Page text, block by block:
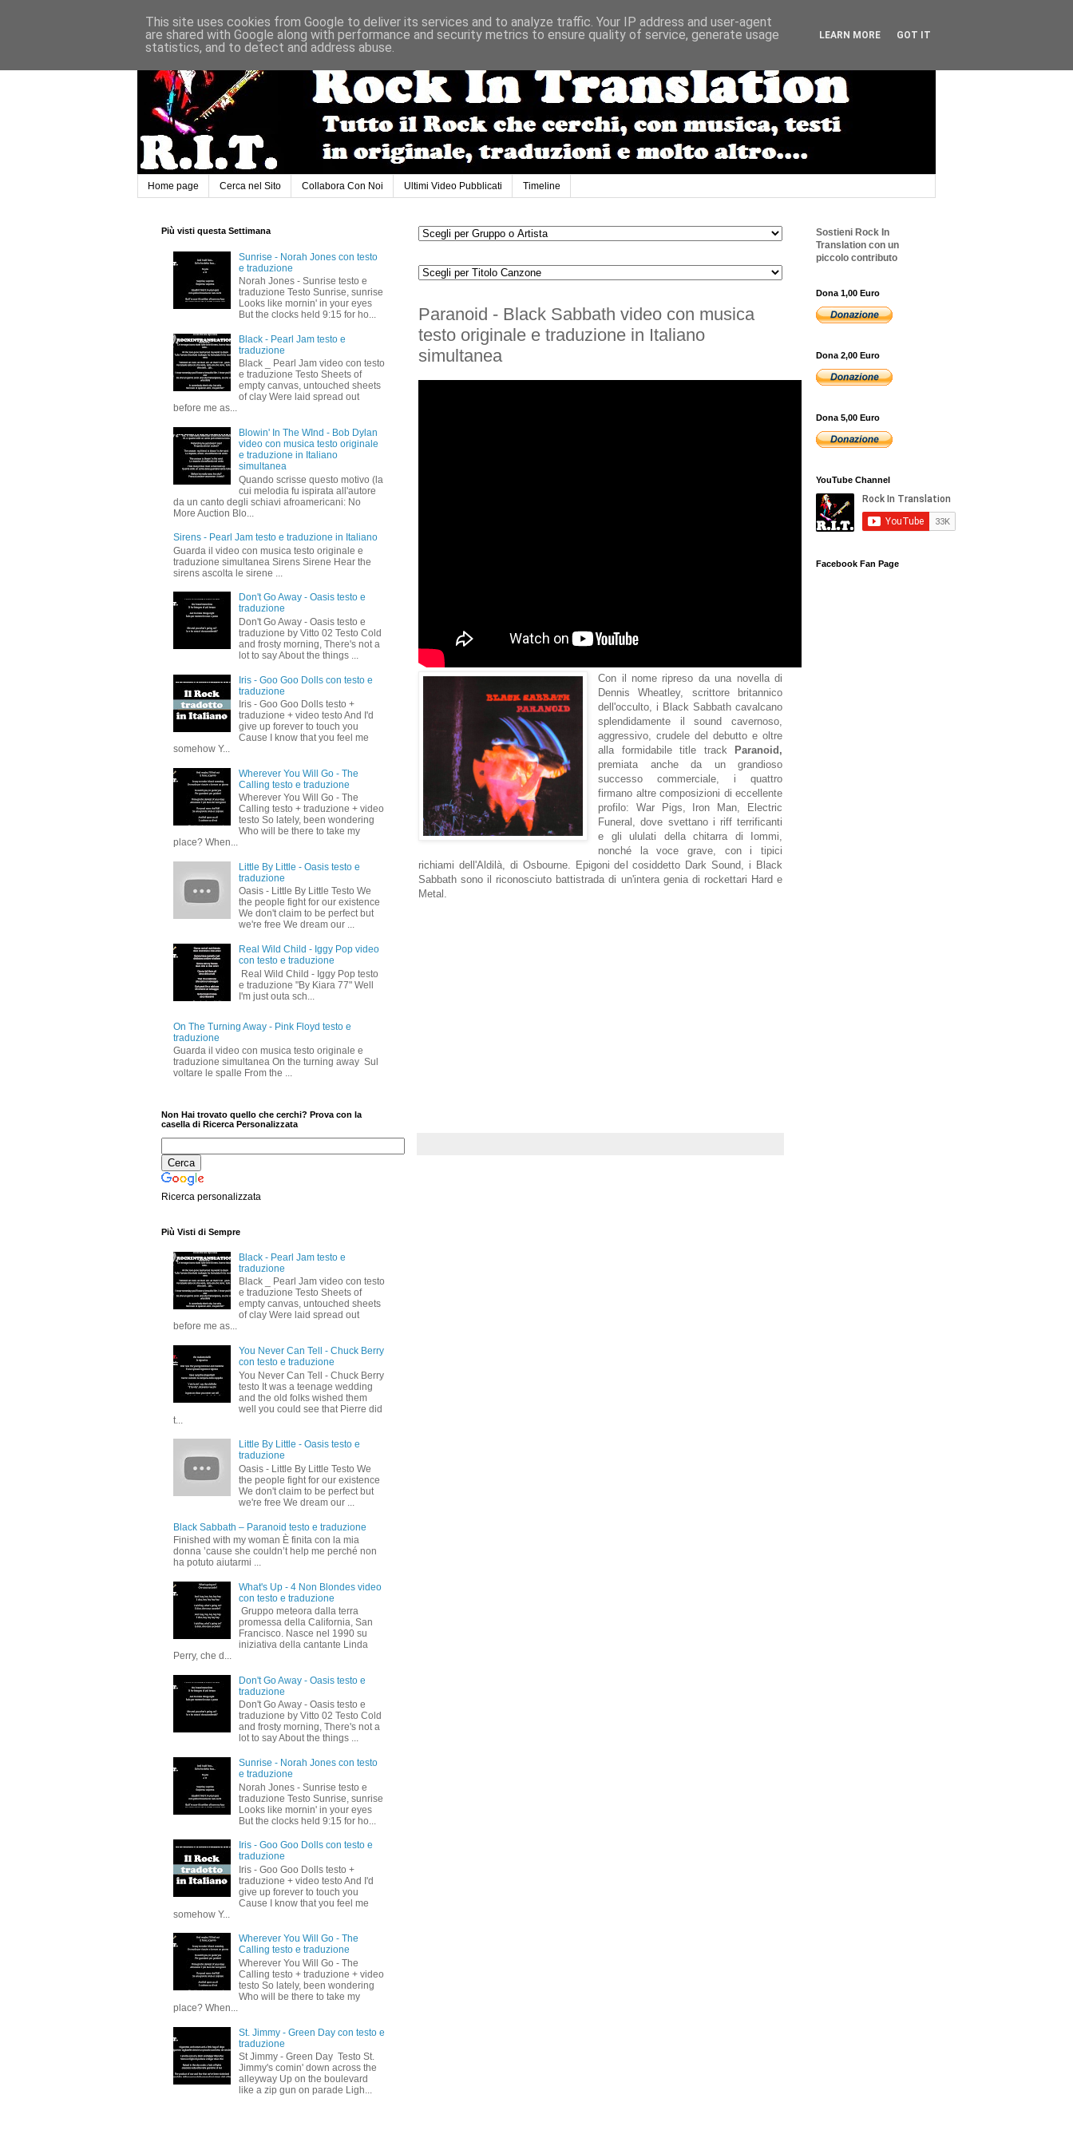
Home page Cerca nel Sito Collabora Con Noi Ultimi Video Pubblicati Timeline
Paranoid - Black Sabbath video con musica
testo originale e traduzione in Italiano
simultanea
Con il nome ripreso da una novella di
Dennis Wheatley, scrittore britannico
dell'occulto, i Black Sabbath cavalcano
splendidamente il sound cavernoso,
aggressivo, crudele del debutto e oltre
alla formidabile title track Paranoid,
premiata anche da un grandioso
successo commerciale, i quattro
firmano altre composizioni di eccellente
profilo: War Pigs, Iron Man, Electric
Funeral, dove svettano i riff terrificanti
e gli ululati della chitarra di Iommi,
nonché la voce grave, con i tipici
richiami dell'Aldilà, di Osbourne. Epigoni del cosiddetto Dark Sound, i Black
Sabbath sono il riconosciuto battistrada di un'intera genia di rockettari Hard e
Metal.
Più visti questa Settimana
Sunrise - Norah Jones con testo
e traduzione
Norah Jones - Sunrise testo e
traduzione Testo Sunrise, sunrise
Looks like mornin' in your eyes
But the clocks held 9:15 for ho...
Black - Pearl Jam testo e
traduzione
Black _ Pearl Jam video con testo
e traduzione Testo Sheets of
empty canvas, untouched sheets
of clay Were laid spread out
before me as...
Blowin' In The WInd - Bob Dylan
video con musica testo originale
e traduzione in Italiano
simultanea
Quando scrisse questo motivo (la
cui melodia fu ispirata all'autore
da un canto degli schiavi afroamericani: No
More Auction Blo...
Sirens - Pearl Jam testo e traduzione in Italiano
Guarda il video con musica testo originale e
traduzione simultanea Sirens Sirene Hear the
sirens ascolta le sirene ...
Don't Go Away - Oasis testo e
traduzione
Don't Go Away - Oasis testo e
traduzione by Vitto 02 Testo Cold
and frosty morning, There's not a
lot to say About the things ...
Iris - Goo Goo Dolls con testo e
traduzione
Iris - Goo Goo Dolls testo +
traduzione + video testo And I'd
give up forever to touch you
Cause I know that you feel me
somehow Y...
Wherever You Will Go - The
Calling testo e traduzione
Wherever You Will Go - The
Calling testo + traduzione + video
testo So lately, been wondering
Who will be there to take my
place? When...
Little By Little - Oasis testo e
traduzione
Oasis - Little By Little Testo We
the people fight for our existence
We don't claim to be perfect but
we're free We dream our ...
Real Wild Child - Iggy Pop video
con testo e traduzione
Real Wild Child - Iggy Pop testo
e traduzione "By Kiara 77" Well
I'm just outa sch...
On The Turning Away - Pink Floyd testo e
traduzione
Guarda il video con musica testo originale e
traduzione simultanea On the turning away Sul
voltare le spalle From the ...
Non Hai trovato quello che cerchi? Prova con la
casella di Ricerca Personalizzata
Ricerca personalizzata
Più Visti di Sempre
Black - Pearl Jam testo e
traduzione
Black _ Pearl Jam video con testo
e traduzione Testo Sheets of
empty canvas, untouched sheets
of clay Were laid spread out
before me as...
You Never Can Tell - Chuck Berry
con testo e traduzione
You Never Can Tell - Chuck Berry
testo It was a teenage wedding
and the old folks wished them
well you could see that Pierre did
t...
Little By Little - Oasis testo e
traduzione
Oasis - Little By Little Testo We
the people fight for our existence
We don't claim to be perfect but
we're free We dream our ...
Black Sabbath – Paranoid testo e traduzione
Finished with my woman È finita con la mia
donna ’cause she couldn’t help me perché non
ha potuto aiutarmi ...
What's Up - 4 Non Blondes video
con testo e traduzione
Gruppo meteora dalla terra
promessa della California, San
Francisco. Nasce nel 1990 su
iniziativa della cantante Linda
Perry, che d...
Don't Go Away - Oasis testo e
traduzione
Don't Go Away - Oasis testo e
traduzione by Vitto 02 Testo Cold
and frosty morning, There's not a
lot to say About the things ...
Sunrise - Norah Jones con testo
e traduzione
Norah Jones - Sunrise testo e
traduzione Testo Sunrise, sunrise
Looks like mornin' in your eyes
But the clocks held 9:15 for ho...
Iris - Goo Goo Dolls con testo e
traduzione
Iris - Goo Goo Dolls testo +
traduzione + video testo And I'd
give up forever to touch you
Cause I know that you feel me
somehow Y...
Wherever You Will Go - The
Calling testo e traduzione
Wherever You Will Go - The
Calling testo + traduzione + video
testo So lately, been wondering
Who will be there to take my
place? When...
St. Jimmy - Green Day con testo e
traduzione
St Jimmy - Green Day Testo St.
Jimmy's comin' down across the
alleyway Up on the boulevard
like a zip gun on parade Ligh...
Sostieni Rock In
Translation con un
piccolo contributo
Dona 1,00 Euro
Dona 2,00 Euro
Dona 5,00 Euro
YouTube Channel
Facebook Fan Page
This site uses cookies from Google to deliver its services and to analyze traffic. Your IP address and user-agent
are shared with Google along with performance and security metrics to ensure quality of service, generate usage
statistics, and to detect and address abuse.
LEARN MORE GOT IT